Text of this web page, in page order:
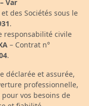
Var
des Sociétés sous le
.
responsabilité civile
– Contrat n°
.
déclarée et assurée,
professionnelle,
vos besoins de